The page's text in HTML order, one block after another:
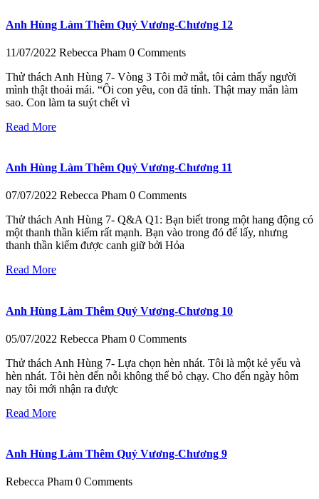
Anh Hùng Làm Thêm Quỷ Vương-Chương 12
11/07/2022 Rebecca Pham 0 Comments
Thử thách Anh Hùng 7- Vòng 3 Tôi mở mắt, tôi cảm thấy người
mình thật thoải mái. “Ôi con yêu, con đã tỉnh. Thật may mắn làm
sao. Con làm ta suýt chết vì
Read More
Anh Hùng Làm Thêm Quỷ Vương-Chương 11
07/07/2022 Rebecca Pham 0 Comments
Thử thách Anh Hùng 7- Q&A Q1: Bạn biết trong một hang động có
một thanh thần kiếm rất mạnh. Bạn vào trong đó để lấy, nhưng
thanh thần kiếm được canh giữ bởi Hỏa
Read More
Anh Hùng Làm Thêm Quỷ Vương-Chương 10
05/07/2022 Rebecca Pham 0 Comments
Thử thách Anh Hùng 7- Lựa chọn hèn nhát. Tôi là một kẻ yếu và
hèn nhát. Tôi hèn đến nỗi không thể bỏ chạy. Cho đến ngày hôm
nay tôi mới nhận ra được
Read More
Anh Hùng Làm Thêm Quỷ Vương-Chương 9
Rebecca Pham 0 Comments